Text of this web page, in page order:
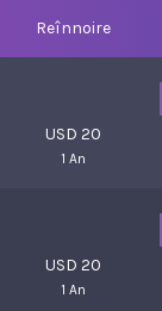
Reînnoire
USD 20
1 An
USD 20
1 An